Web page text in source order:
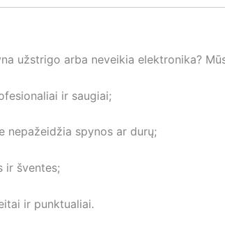
užstrigo arba neveikia elektronika?
ir saugiai;
nepažeidžia spynos ar durų;
ir šventes;
ir punktualiai.